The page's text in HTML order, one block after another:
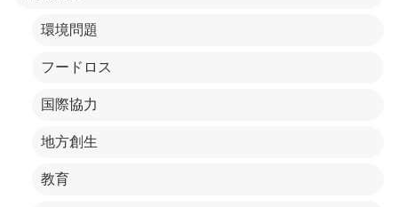
環境問題
フードロス
国際協力
地方創生
教育